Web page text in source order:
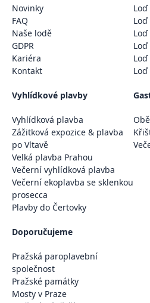
Novinky
FAQ
Naše lodě
GDPR
Kariéra
Kontakt
Vyhlídkové plavby
Vyhlídková plavba
Zážitková expozice & plavba
po Vltavě
Velká plavba Prahou
Večerní vyhlídková plavba
Večerní ekoplavba se sklenkou
prosecca
Plavby do Čertovky
Doporučujeme
Pražská paroplavební
společnost
Pražské památky
Mosty v Praze